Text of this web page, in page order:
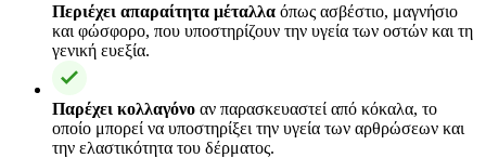
Περιέχει απαραίτητα μέταλλα όπως ασβέστιο, μαγνήσιο
και φώσφορο, που υποστηρίζουν την υγεία των οστών και τη
γενική ευεξία.
Παρέχει κολλαγόνο αν παρασκευαστεί από κόκαλα, το
οποίο μπορεί να υποστηρίξει την υγεία των αρθρώσεων και
την ελαστικότητα του δέρματος.